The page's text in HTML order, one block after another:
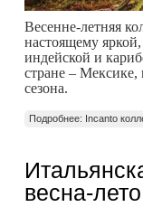
Весенне-летняя
настоящему
индейской и
стране – Мексике,
сезона.
Подробнее: Incanto
весна-